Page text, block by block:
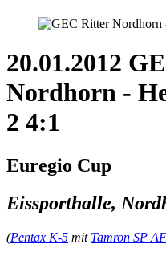
20.01.2012
Nordhorn -
2 4:1
Euregio Cup
Eissporthalle,
(Pentax K-5 mit Tamron SP